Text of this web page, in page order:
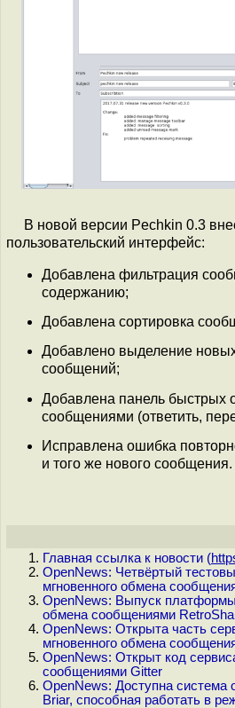
В новой версии Pechkin 0.3
пользовательский интерфейс:
Добавлена фильтрация
содержанию;
Добавлена сортировка
Добавлено выделение
сообщений;
Добавлена панель быстрых
сообщениями (ответить,
Исправлена ошибка
и того же нового сообщения.
Главная ссылка к новости (
OpenNews: Четвёртый
мгновенного обмена
OpenNews: Выпуск
обмена сообщениями
OpenNews: Открыта часть
мгновенного обмена
OpenNews: Открыт код
сообщениями Gitter
OpenNews: Доступна
Briar, способная работать в